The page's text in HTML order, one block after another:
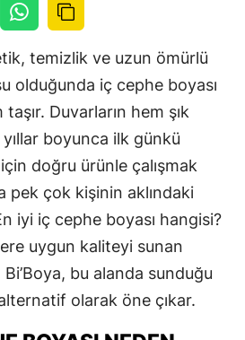
temizlik ve uzun ömürlü
olduğunda iç cephe boyası
Duvarların hem şık
boyunca ilk günkü
doğru ürünle çalışmak
pek çok kişinin aklındaki
iyi iç cephe boyası hangisi?
uygun kaliteyi sunan
bu alanda sunduğu
olarak öne çıkar.